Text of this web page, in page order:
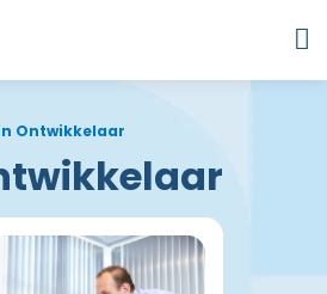
Ontwikkelaar